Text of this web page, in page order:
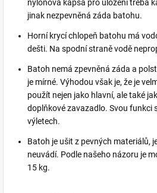
nylonová kapsa pro uložení třeba
jinak nezpevněná záda batohu.
Horní krycí chlopeň batohu má
dešti. Na spodní straně vodě
Batoh nemá zpevněná záda a
je mírné. Výhodou však je, že je
použít nejen jako hlavní, ale také
doplňkové zavazadlo. Svou funkci
výletech.
Batoh je ušit z pevných materiálů,
neuvádí. Podle našeho názoru je
15 kg.